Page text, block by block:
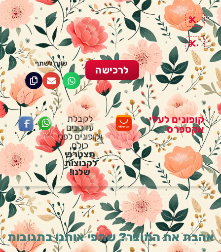
.
.
שווה לשתף
לרכישה
לקבלת
עדכונים
וקופונים לפני
כולם
תצטרפי
לקבוצות
שלנו!
קופונים לעלי
אקספרס
אהבת את המוצר? שתפי אותנו בתגובות